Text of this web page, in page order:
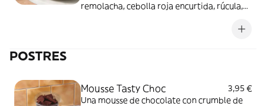
remolacha, cebolla roja encurtida, rúcula,
POSTRES
Mousse Tasty Choc
3,95 €
Una mousse de chocolate con crumble de